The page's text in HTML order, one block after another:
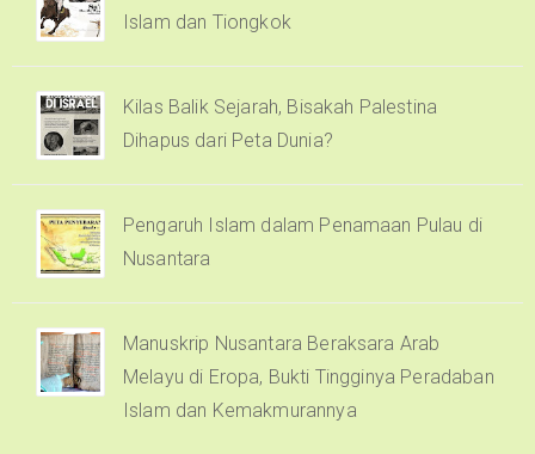
Islam dan Tiongkok
Kilas Balik Sejarah, Bisakah Palestina
Dihapus dari Peta Dunia?
Pengaruh Islam dalam Penamaan Pulau di
Nusantara
Manuskrip Nusantara Beraksara Arab
Melayu di Eropa, Bukti Tingginya Peradaban
Islam dan Kemakmurannya